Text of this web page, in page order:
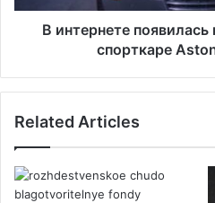
а
с
о
г
т
и
с
ь
В интернете
спорткаре
Related Articles